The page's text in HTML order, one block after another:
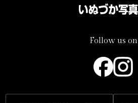
Follow us on